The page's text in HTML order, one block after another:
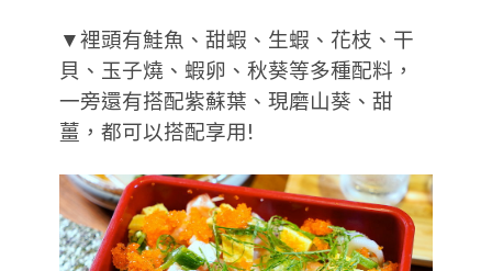
▼裡頭有鮭魚、甜蝦、生蝦、花枝、干
貝、玉子燒、蝦卵、秋葵等多種配料，
一旁還有搭配紫蘇葉、現磨山葵、甜
薑，都可以搭配享用!